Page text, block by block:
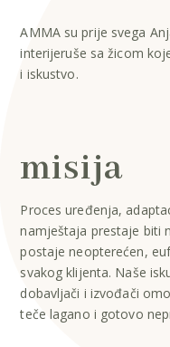
AMMA su prije svega
interijeruše sa žicom
i iskustvo.
misija
Proces uređenja,
namještaja prestaje biti
postaje neopterećen,
svakog klijenta. Naše
dobavljači i izvođači
teče lagano i gotovo